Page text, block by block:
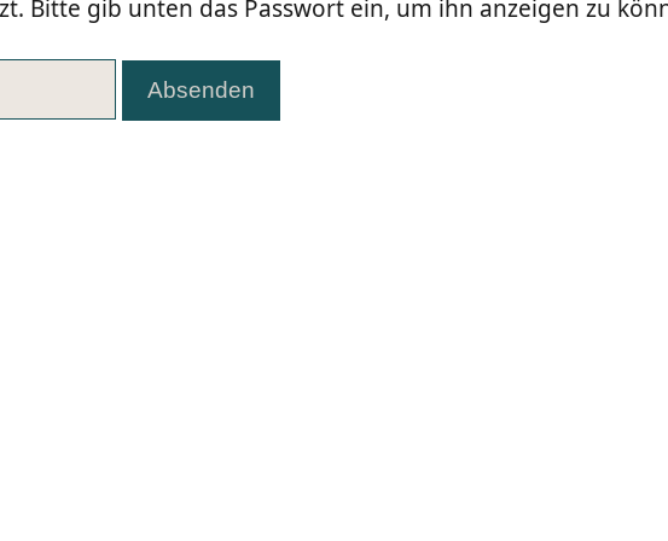
Bitte gib unten das Passwort ein, um ihn anzeigen zu